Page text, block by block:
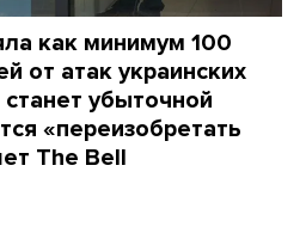
как минимум 100
от атак украинских
убыточной
«переизобретать
The Bell